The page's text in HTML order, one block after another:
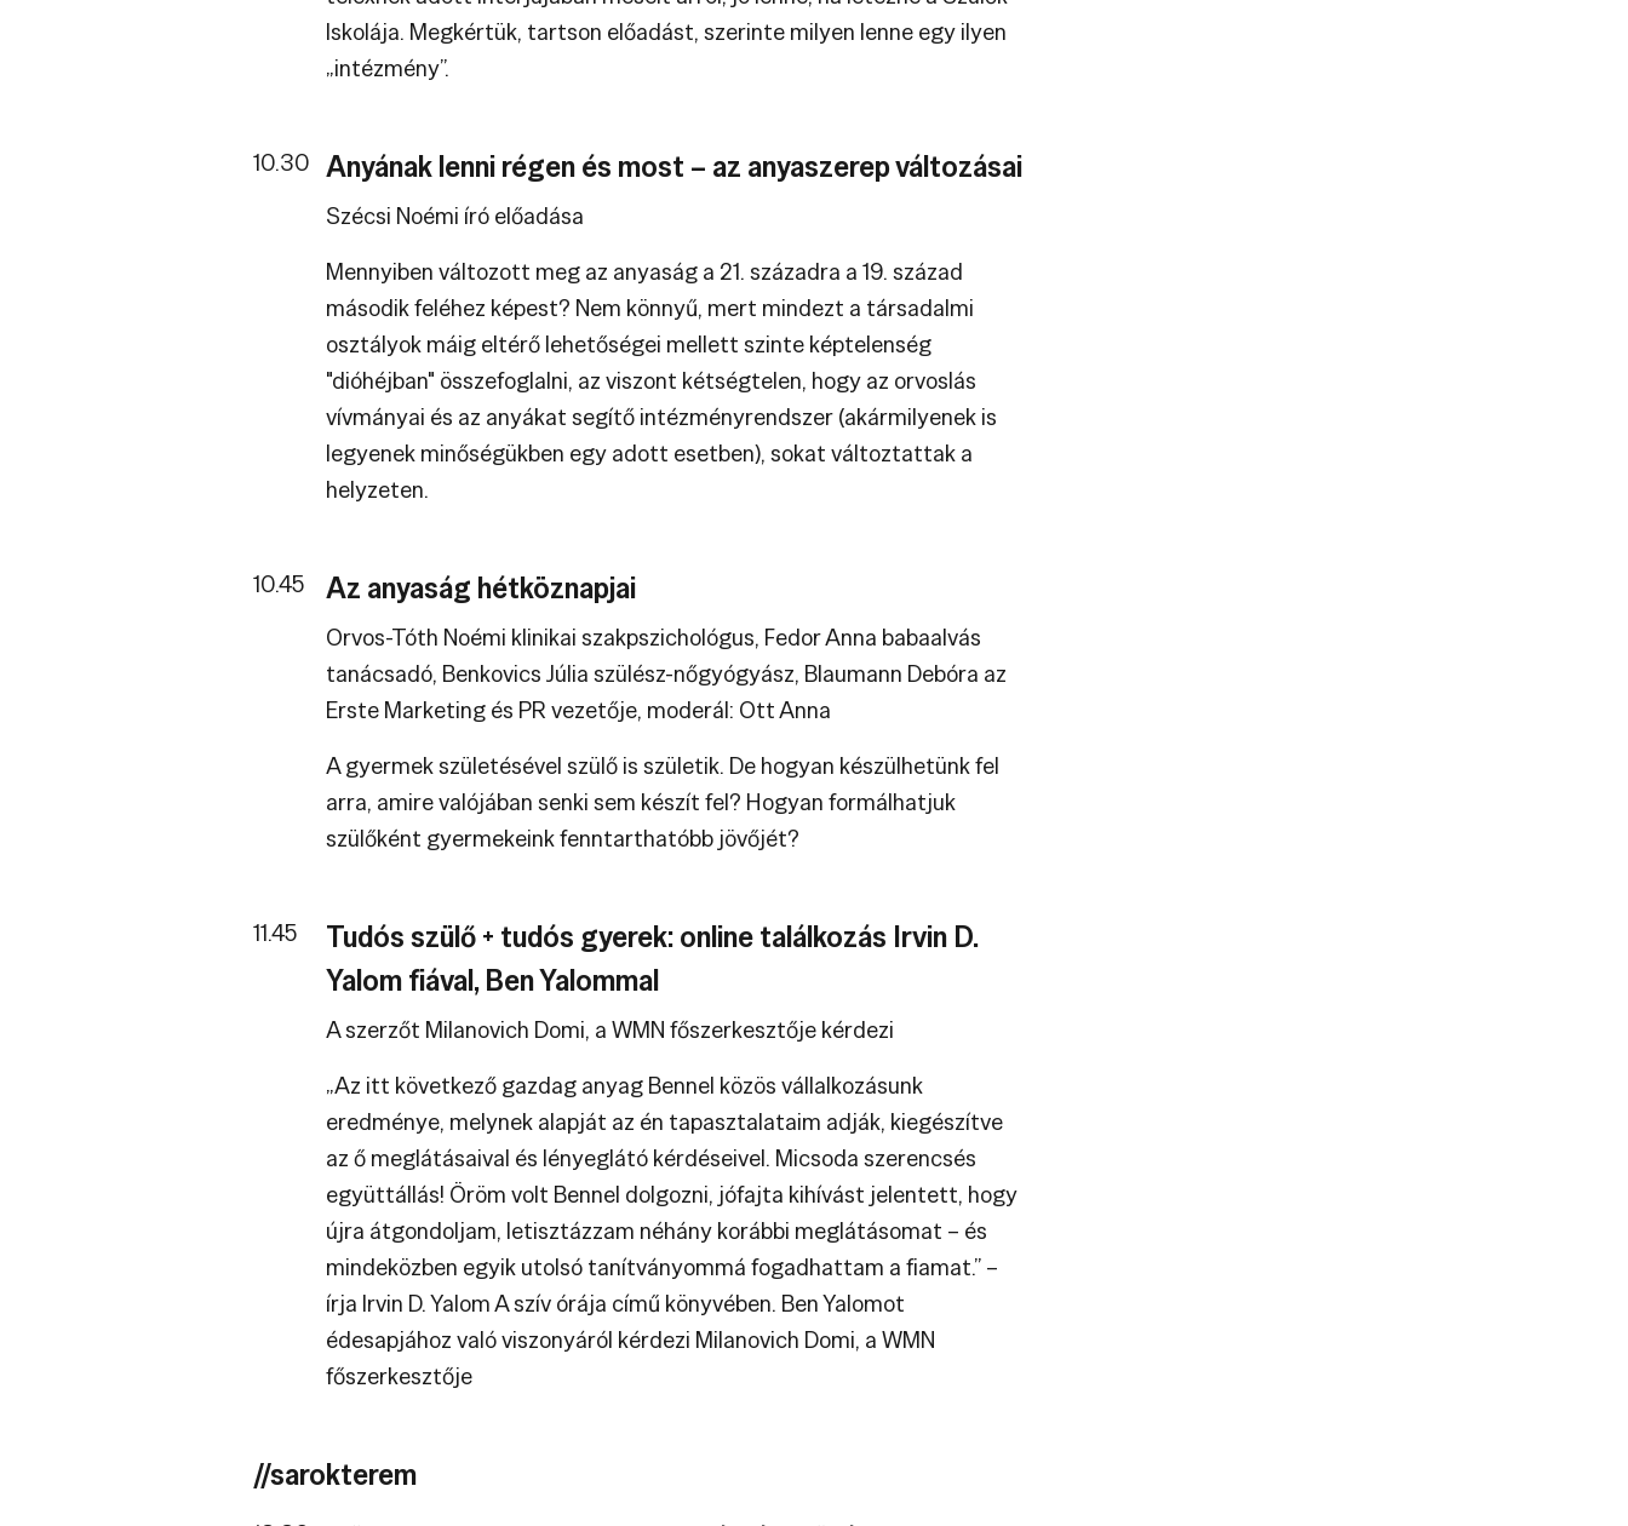
Iskolája. Megkértük, tartson előadást, szerinte milyen lenne egy ilyen
„intézmény”.
10.30 Anyának lenni régen és most – az anyaszerep változásai
Szécsi Noémi író előadása
Mennyiben változott meg az anyaság a 21. századra a 19. század
második feléhez képest? Nem könnyű, mert mindezt a társadalmi
osztályok máig eltérő lehetőségei mellett szinte képtelenség
"dióhéjban" összefoglalni, az viszont kétségtelen, hogy az orvoslás
vívmányai és az anyákat segítő intézményrendszer (akármilyenek is
legyenek minőségükben egy adott esetben), sokat változtattak a
helyzeten.
10.45 Az anyaság hétköznapjai
Orvos-Tóth Noémi klinikai szakpszichológus, Fedor Anna babaalvás
tanácsadó, Benkovics Júlia szülész-nőgyógyász, Blaumann Debóra az
Erste Marketing és PR vezetője, moderál: Ott Anna
A gyermek születésével szülő is születik. De hogyan készülhetünk fel
arra, amire valójában senki sem készít fel? Hogyan formálhatjuk
szülőként gyermekeink fenntarthatóbb jövőjét?
11.45
Tudós szülő + tudós gyerek: online találkozás Irvin D.
Yalom fiával, Ben Yalommal
A szerzőt Milanovich Domi, a WMN főszerkesztője kérdezi
„Az itt következő gazdag anyag Bennel közös vállalkozásunk
eredménye, melynek alapját az én tapasztalataim adják, kiegészítve
az ő meglátásaival és lényeglátó kérdéseivel. Micsoda szerencsés
együttállás! Öröm volt Bennel dolgozni, jófajta kihívást jelentett, hogy
újra átgondoljam, letisztázzam néhány korábbi meglátásomat – és
mindeközben egyik utolsó tanítványommá fogadhattam a fiamat.” –
írja Irvin D. Yalom A szív órája című könyvében. Ben Yalomot
édesapjához való viszonyáról kérdezi Milanovich Domi, a WMN
főszerkesztője
//sarokterem